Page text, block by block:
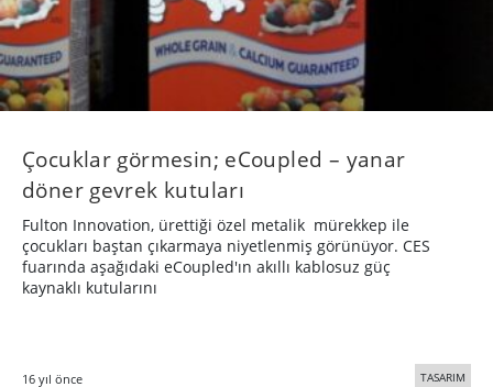
Çocuklar görmesin; eCoupled – yanar
döner gevrek kutuları
Fulton Innovation, ürettiği özel metalik mürekkep ile
çocukları baştan çıkarmaya niyetlenmiş görünüyor. CES
fuarında aşağıdaki eCoupled'ın akıllı kablosuz güç
kaynaklı kutularını
16 yıl önce TASARIM